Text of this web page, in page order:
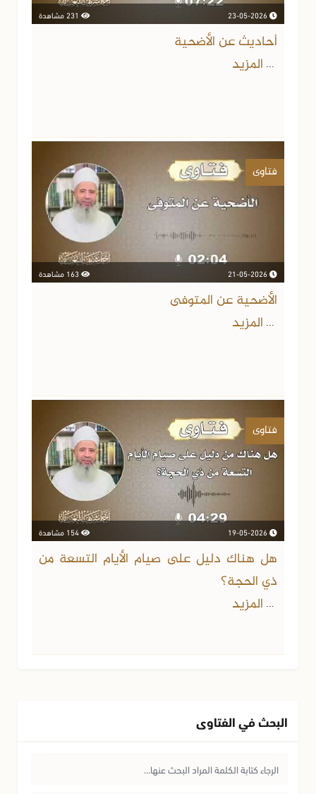
أحاديث عن الأضحية
... المزيد
فتاوى
الأضحية عن المتوفى
... المزيد
فتاوى
هل هناك دليل على صيام الأيام التسعة من
ذي الحجة؟
... المزيد
البحث في الفتاوى